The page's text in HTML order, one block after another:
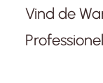
Vind de